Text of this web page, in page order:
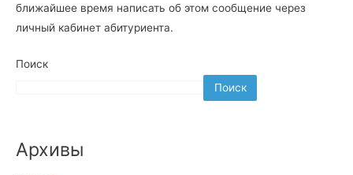
ближайшее время написать об этом сообщение через
личный кабинет абитуриента.
Поиск
Поиск
Архивы